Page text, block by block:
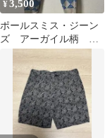
¥3,500
ポールスミス・ジーン
ズ アーガイル柄 ス
製 M